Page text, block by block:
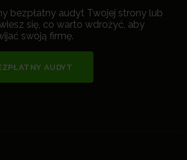
bezpłatny audyt Twojej strony lub
się, co warto wdrożyć, aby
swoją firmę.
AUDYT